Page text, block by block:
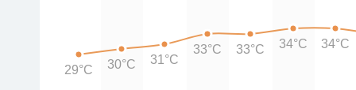
29°C 30°C 31°C
33°C 33°C 34°C 34°C